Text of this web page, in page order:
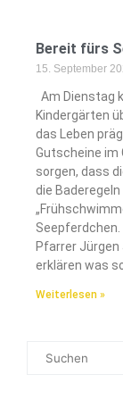
Bereit fürs
15. September
Am Dienstag
Kindergärten
das Leben
Gutscheine im
sorgen, dass
die
Seepferdchen.
Pfarrer
erklären was
Weiterlesen »